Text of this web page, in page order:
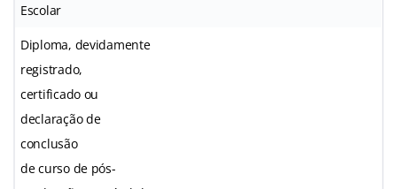
Escolar
Diploma, devidamente
registrado,
certificado ou
declaração de
conclusão
de curso de pós-